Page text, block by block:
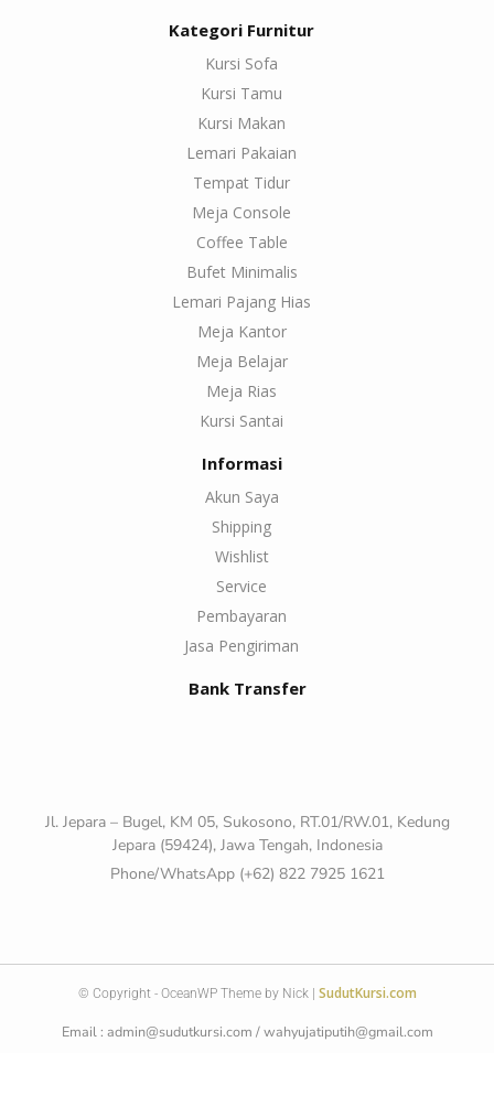
Kategori Furnitur
Kursi Sofa
Kursi Tamu
Kursi Makan
Lemari Pakaian
Tempat Tidur
Meja Console
Coffee Table
Bufet Minimalis
Lemari Pajang Hias
Meja Kantor
Meja Belajar
Meja Rias
Kursi Santai
Informasi
Akun Saya
Shipping
Wishlist
Service
Pembayaran
Jasa Pengiriman
Bank Transfer
Jl. Jepara – Bugel, KM 05, Sukosono, RT.01/RW.01, Kedung
Jepara (59424), Jawa Tengah, Indonesia
Phone/WhatsApp (+62) 822 7925 1621
© Copyright - OceanWP Theme by Nick | SudutKursi.com
Email : admin@sudutkursi.com / wahyujatiputih@gmail.com